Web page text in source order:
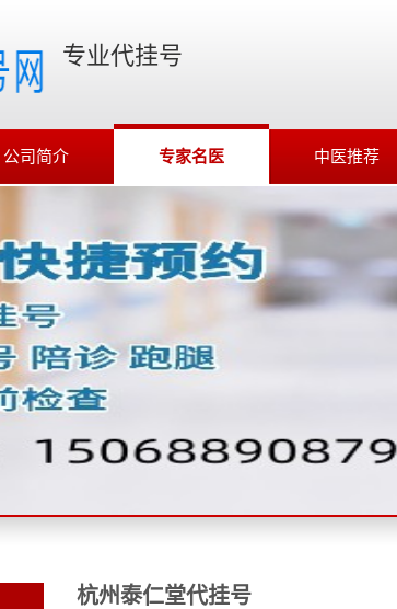
专业代挂号
公司简介 专家名医 中医推荐
杭州泰仁堂代挂号